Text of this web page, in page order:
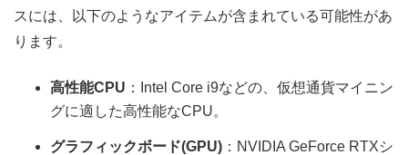
スには、以下のようなアイテムが含まれている可能性があ
ります。
高性能CPU ：Intel Core i9などの、仮想通貨マイニン
グに適した高性能なCPU。
グラフィックボード(GPU) ：NVIDIA GeForce RTXシ